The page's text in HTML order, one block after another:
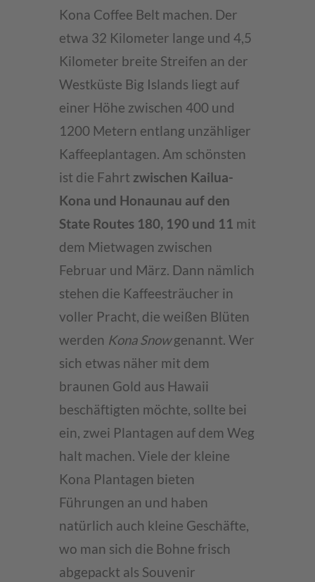
Kona Coffee Belt machen. Der
etwa 32 Kilometer lange und 4,5
Kilometer breite Streifen an der
Westküste Big Islands liegt auf
einer Höhe zwischen 400 und
1200 Metern entlang unzähliger
Kaffeeplantagen. Am schönsten
ist die Fahrt zwischen Kailua-
Kona und Honaunau auf den
State Routes 180, 190 und 11 mit
dem Mietwagen zwischen
Februar und März. Dann nämlich
stehen die Kaffeesträucher in
voller Pracht, die weißen Blüten
werden Kona Snowgenannt. Wer
sich etwas näher mit dem
braunen Gold aus Hawaii
beschäftigten möchte, sollte bei
ein, zwei Plantagen auf dem Weg
halt machen. Viele der kleine
Kona Plantagen bieten
Führungen an und haben
natürlich auch kleine Geschäfte,
wo man sich die Bohne frisch
abgepackt als Souvenir